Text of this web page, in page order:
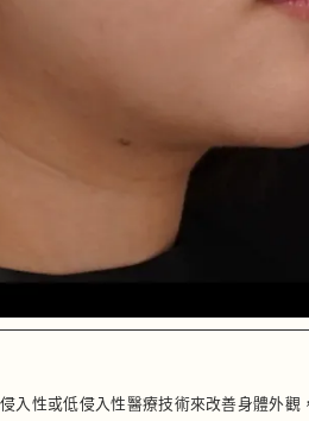
入性或低侵入性醫療技術來改善身體外觀